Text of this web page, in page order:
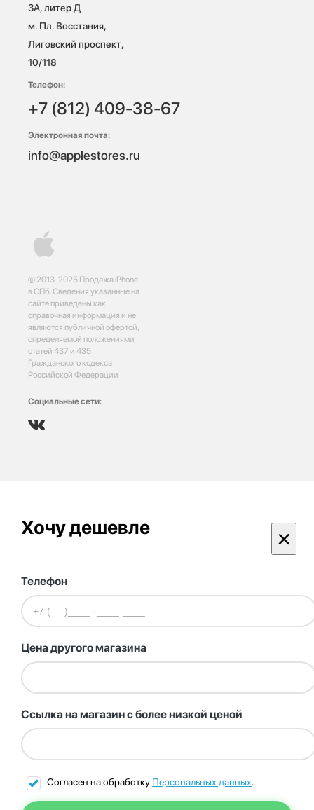
© 2013-2025 Продажа iPhone
в СПб. Сведения указанные на
сайте приведены как
справочная информация и не
являются публичной офертой,
определяемой положениями
статей 437 и 435
Гражданского кодекса
Российской Федерации
Социальные сети:
3А, литер Д
м. Пл. Восстания,
Лиговский проспект,
10/118
Телефон:
+7 (812) 409-38-67
Электронная почта:
info@applestores.ru
Хочу дешевле ×
Телефон
Цена другого магазина
Ссылка на магазин с более низкой ценой
Согласен на обработку Персональных данных.